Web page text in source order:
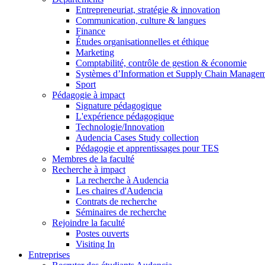
Entrepreneuriat, stratégie & innovation
Communication, culture & langues
Finance
Études organisationnelles et éthique
Marketing
Comptabilité, contrôle de gestion & économie
Systèmes d’Information et Supply Chain
Sport
Pédagogie à impact
Signature pédagogique
L'expérience pédagogique
Technologie/Innovation
Audencia Cases Study collection
Pédagogie et apprentissages pour TES
Membres de la faculté
Recherche à impact
La recherche à Audencia
Les chaires d'Audencia
Contrats de recherche
Séminaires de recherche
Rejoindre la faculté
Postes ouverts
Visiting In
Entreprises